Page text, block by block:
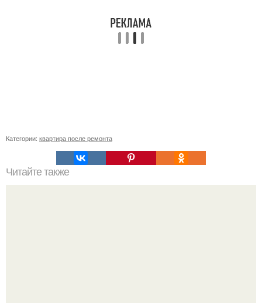
Категории: квартира после ремонта
Читайте также